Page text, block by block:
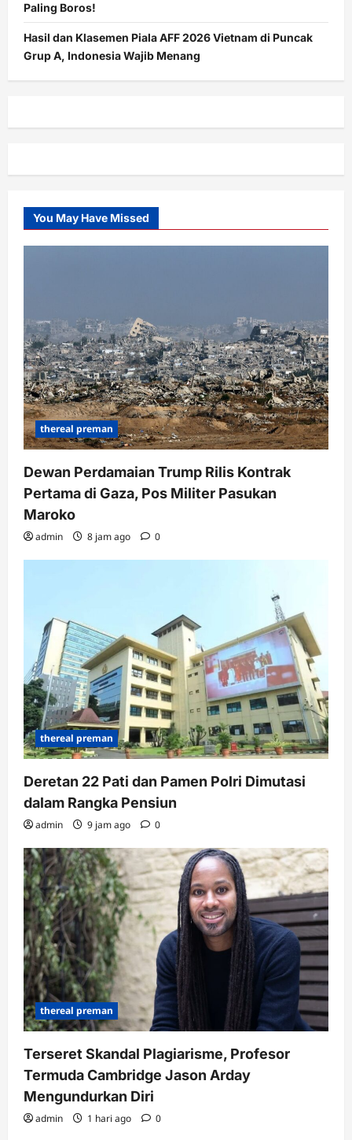
Paling Boros!
Hasil dan Klasemen Piala AFF 2026 Vietnam di Puncak
Grup A, Indonesia Wajib Menang
You May Have Missed
thereal preman
Dewan Perdamaian Trump Rilis Kontrak
Pertama di Gaza, Pos Militer Pasukan
Maroko
admin 8 jam ago 0
thereal preman
Deretan 22 Pati dan Pamen Polri Dimutasi
dalam Rangka Pensiun
admin 9 jam ago 0
thereal preman
Terseret Skandal Plagiarisme, Profesor
Termuda Cambridge Jason Arday
Mengundurkan Diri
admin 1 hari ago 0